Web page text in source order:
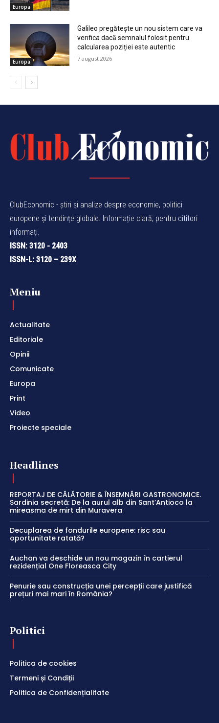
Europa
Europa
Galileo pregătește un nou sistem care va
verifica dacă semnalul folosit pentru
calcularea poziției este autentic
7 august 2026
ClubEconomic - știri și analize despre economie, politici
europene și tendințe globale. Informație clară, pentru cititori
informați.
ISSN: 3120 - 2403
ISSN-L: 3120 – 239X
Meniu
Actualitate
Editoriale
Opinii
Comunicate
Europa
Print
Video
Proiecte speciale
Headlines
REPORTAJ DE CĂLĂTORIE & ÎNSEMNĂRI GASTRONOMICE.
Sardinia secretă: De la aurul alb din Sant’Antioco la
mireasma de mirt din Muravera
Decuplarea de fondurile europene: risc sau
oportunitate ratată?
Auchan va deschide un nou magazin în cartierul
rezidențial One Floreasca City
Penurie sau construcția unei percepții care justifică
prețuri mai mari în România?
Politici
Politica de cookies
Termeni și Condiții
Politica de Confidențialitate